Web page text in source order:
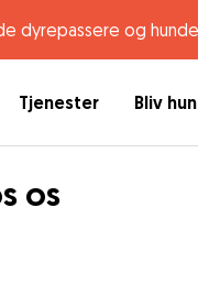
dyrepassere og
Tjenester Bliv
os